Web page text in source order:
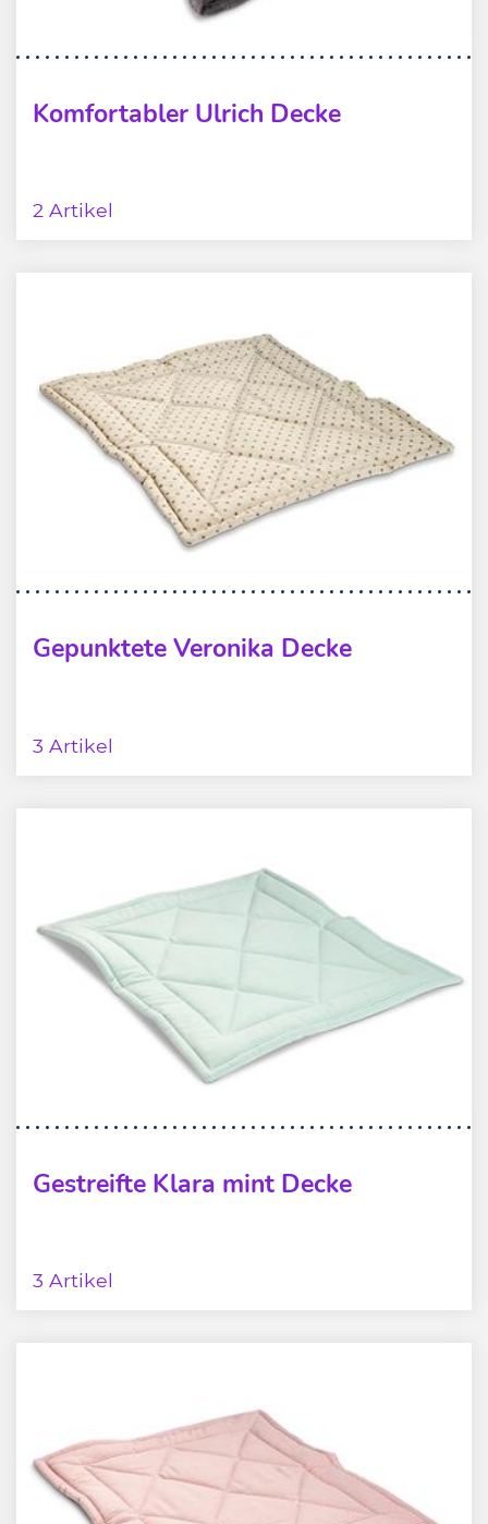
Komfortabler Ulrich Decke
2 Artikel
Gepunktete Veronika Decke
3 Artikel
Gestreifte Klara mint Decke
3 Artikel